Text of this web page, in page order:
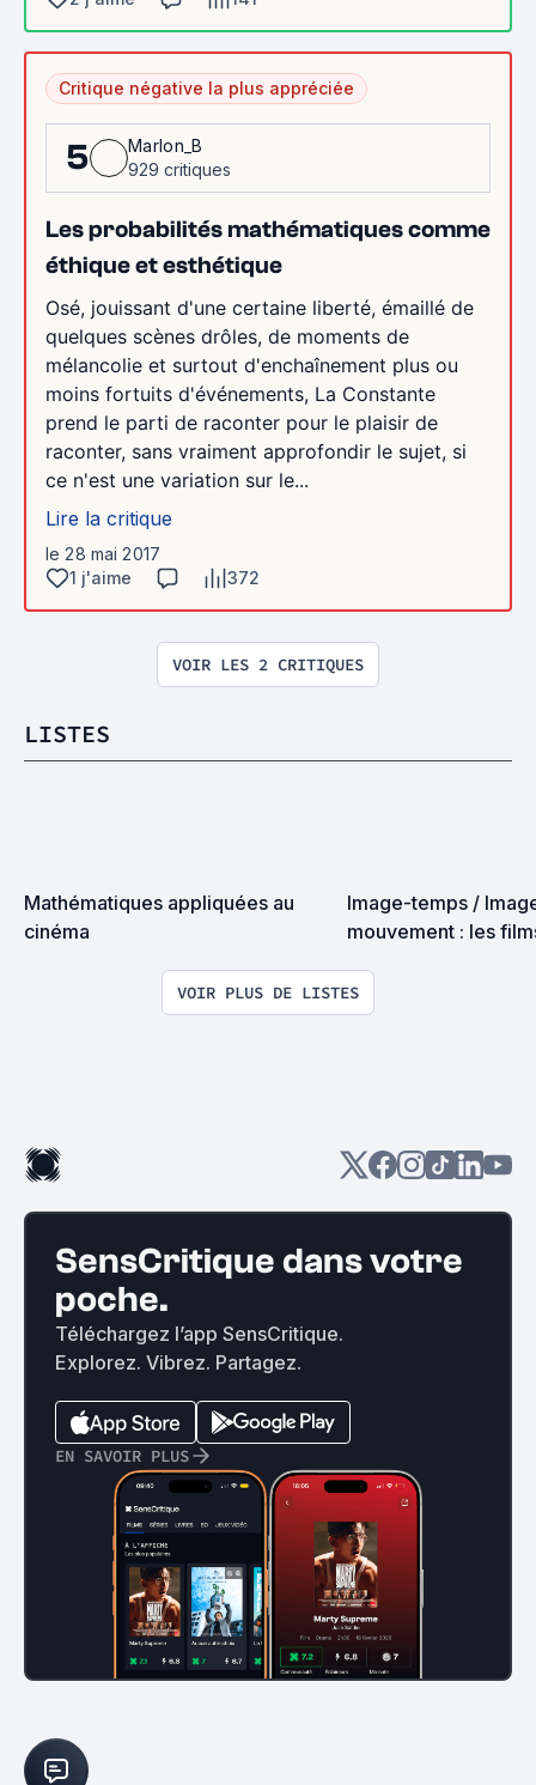
Critique négative la plus appréciée
5
Marlon_B
929 critiques
Les probabilités mathématiques comme
éthique et esthétique
Osé, jouissant d'une certaine liberté, émaillé de
quelques scènes drôles, de moments de
mélancolie et surtout d'enchaînement plus ou
moins fortuits d'événements, La Constante
prend le parti de raconter pour le plaisir de
raconter, sans vraiment approfondir le sujet, si
ce n'est une variation sur le...
Lire la critique
le 28 mai 2017
1 j'aime
372
VOIR LES 2 CRITIQUES
LISTES
Mathématiques appliquées au
cinéma
Image-temps /
mouvement : les
VOIR PLUS DE LISTES
SensCritique dans votre
poche.
Téléchargez l’app SensCritique.
Explorez. Vibrez. Partagez.
EN SAVOIR PLUS